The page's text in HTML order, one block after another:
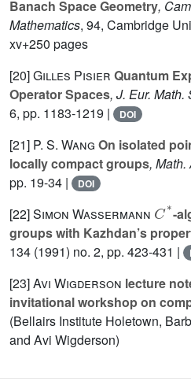
Banach Space Geometry,
Mathematics, 94, Cambridge
xv+250 pages
[20]Gilles Pisier Quantum
Operator Spaces, J. Eur. Math.
6, pp. 1183-1219 |
DOI
[21] P. S. Wang On isolated
locally compact groups, Math.
pp. 19-34 |
DOI
[22]Simon Wassermann
*
-
groups with Kazhdan’s
134 (1991) no. 2, pp. 423-431 |
[23]Avi Wigderson lecture
invitational workshop on
(Bellairs Institute Holetown,
and Avi Wigderson)